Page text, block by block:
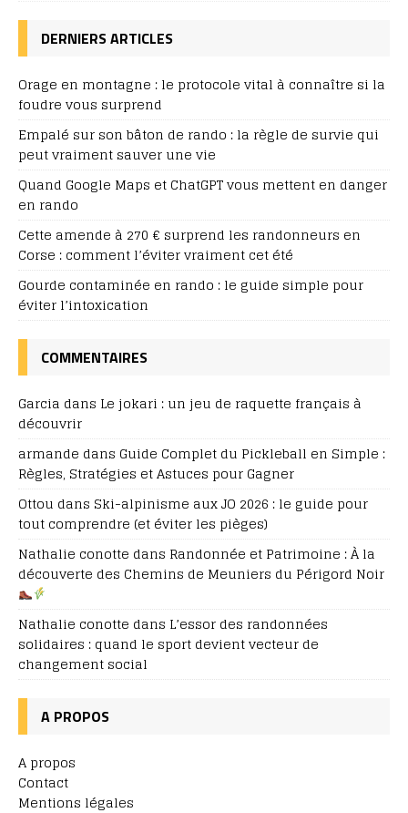
DERNIERS ARTICLES
Orage en montagne : le protocole vital à connaître si la
foudre vous surprend
Empalé sur son bâton de rando : la règle de survie qui
peut vraiment sauver une vie
Quand Google Maps et ChatGPT vous mettent en danger
en rando
Cette amende à 270 € surprend les randonneurs en
Corse : comment l’éviter vraiment cet été
Gourde contaminée en rando : le guide simple pour
éviter l’intoxication
COMMENTAIRES
Garcia dans Le jokari : un jeu de raquette français à
découvrir
armande dans Guide Complet du Pickleball en Simple :
Règles, Stratégies et Astuces pour Gagner
Ottou dans Ski-alpinisme aux JO 2026 : le guide pour
tout comprendre (et éviter les pièges)
Nathalie conotte dans Randonnée et Patrimoine : À la
découverte des Chemins de Meuniers du Périgord Noir
Nathalie conotte dans L’essor des randonnées
solidaires : quand le sport devient vecteur de
changement social
A PROPOS
A propos
Contact
Mentions légales